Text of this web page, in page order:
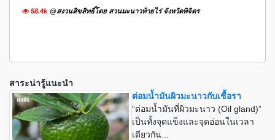
58.4k @สงวนสิขสิทธิ์โดย สวนมะนาวท้ายไร่ จังหวัดพิจิตร
สาระน่ารู้แนะนำ
ต่อมน้ำมันผิวมะนาวกับเชื้อรา
“ต่อมน้ำมันที่ผิวมะนาว (Oil gland)”
เป็นทั้งจุดแข็งและจุดอ่อนในเวลา
เดียวกัน...